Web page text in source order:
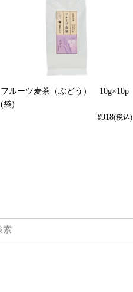
フルーツ麦茶（ぶどう） 10g×10p
(袋)
¥918(税込)